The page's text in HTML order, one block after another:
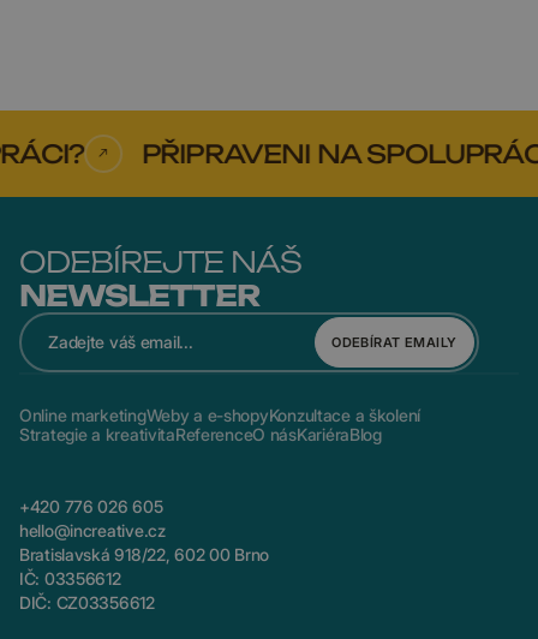
PŘIPRAVENI NA SPOLUPRÁCI?
ODEBÍREJTE NÁŠ
NEWSLETTER
ODEBÍRAT EMAILY
Online marketingWeby a e-shopyKonzultace a školení
Strategie a kreativitaReferenceO násKariéraBlog
+420 776 026 605
hello@increative.cz
Bratislavská 918/22, 602 00 Brno
IČ: 03356612
DIČ: CZ03356612